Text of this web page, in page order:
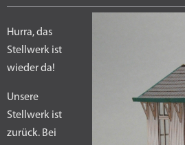
Hurra, das
Stellwerk ist
wieder da!
Unsere
Stellwerk ist
zurück. Bei